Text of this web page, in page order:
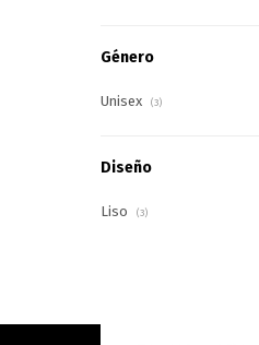
Género
Unisex (3)
Diseño
Liso (3)